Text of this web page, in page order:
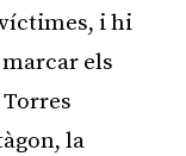
i hi
els
la